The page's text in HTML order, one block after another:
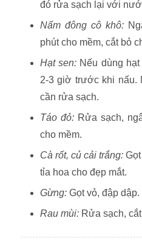
đó rửa sạch lại với
Nấm đông cô khô:
phút cho mềm, cắt bỏ
Hạt sen: Nếu dùng
2-3 giờ trước khi nấu.
cần rửa sạch.
Táo đỏ:Rửa sạch,
cho mềm.
Cà rốt, củ cải trắng:
tỉa hoa cho đẹp mắt.
Gừng:Gọt vỏ, đập dập.
Rau mùi:Rửa sạch, cắt